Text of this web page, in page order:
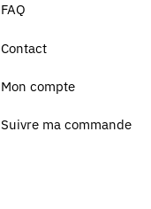
FAQ
Contact
Mon compte
Suivre ma commande